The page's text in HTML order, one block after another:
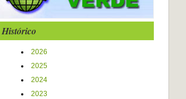
Histórico
2026
2025
2024
2023